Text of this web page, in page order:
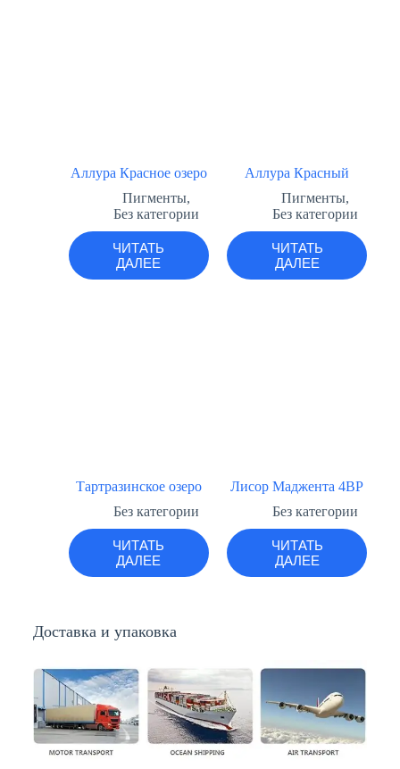
Аллура Красное озеро
Пигменты,
Без категории
ЧИТАТЬ
ДАЛЕЕ
Аллура Красный
Пигменты,
Без категории
ЧИТАТЬ
ДАЛЕЕ
Тартразинское озеро
Без категории
ЧИТАТЬ
ДАЛЕЕ
Лисор Маджента 4BP
Без категории
ЧИТАТЬ
ДАЛЕЕ
Доставка и упаковка